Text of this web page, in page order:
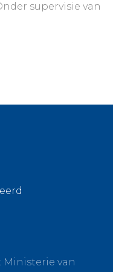
supervisie van
Ministerie van